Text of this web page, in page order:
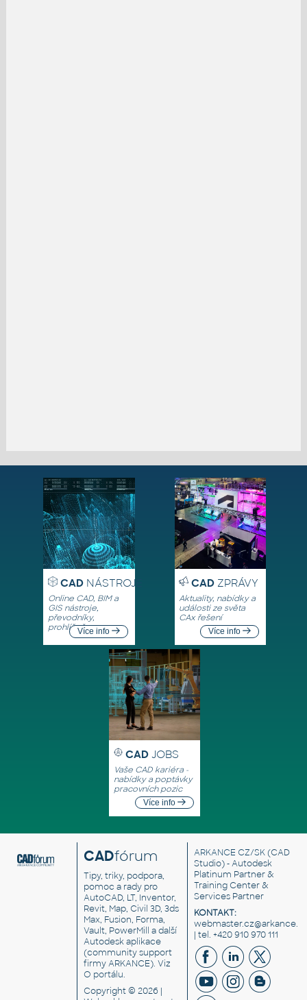
CADNÁSTROJE
Online CAD, BIM a
GIS nástroje,
převodníky,
prohlížečeVíce info
CADZPRÁVY
Aktuality, nabídky a
události ze světa
CAx řešení
Více info
CAD JOBS
Vaše CAD kariéra -
nabídky a poptávky
pracovních pozic
Více info
CADfórum
Tipy, triky, podpora,
pomoc a rady pro
AutoCAD, LT, Inventor,
Revit, Map, Civil 3D, 3ds
Max, Fusion, Forma,
Vault, PowerMill a další
Autodesk aplikace
(community support
firmy ARKANCE). Viz
O portálu.
Copyright © 2026 |
ARKANCE CZ/SK(CAD
Studio) - Autodesk
Platinum Partner &
Training Center &
Services Partner
KONTAKT:
| tel. +420 910 970 111